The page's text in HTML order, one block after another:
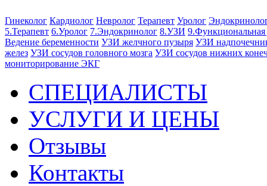
Гинеколог Кардиолог Невролог Терапевт Уролог
5.Терапевт 6.Уролог 7.Эндокринолог 8.УЗИ 9.Функциональная
Ведение беременности УЗИ желчного пузыря УЗИ
желез УЗИ сосудов головного мозга УЗИ сосудов нижних
мониторирование ЭКГ
СПЕЦИАЛИСТЫ
УСЛУГИ И ЦЕНЫ
Отзывы
Контакты